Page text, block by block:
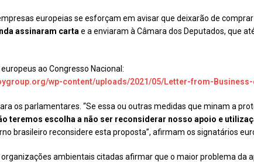
europeias se esforçam em avisar que deixarão de
assinaram carta e a enviaram à Câmara dos Deputados, que
ao Congresso Nacional:
wp-content/uploads/2021/05/Letter-from-
os parlamentares. “Se essa ou outras medidas que minam a
teremos escolha a não ser reconsiderar nosso apoio e
brasileiro reconsidere esta proposta”, afirmam os signatários
organizações ambientais citadas afirmar que o maior problema da